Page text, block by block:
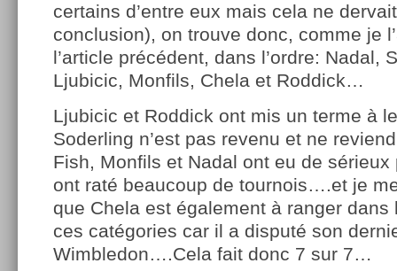
certains d’entre eux mais cela ne
conclusion), on trouve donc, comme je
l’article précédent, dans l’ordre: Nadal,
Ljubicic, Monfils, Chela et Roddick…
Ljubicic et Roddick ont mis un terme à
Soderling n’est pas revenu et ne
Fish, Monfils et Nadal ont eu de
ont raté beaucoup de tournois….et je
que Chela est également à ranger dans
ces catégories car il a disputé son
Wimbledon….Cela fait donc 7 sur 7…